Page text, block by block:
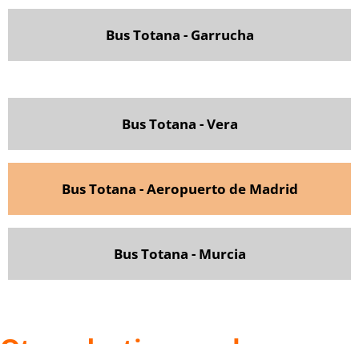
Bus Totana - Garrucha
Bus Totana - Vera
Bus Totana - Aeropuerto de Madrid
Bus Totana - Murcia